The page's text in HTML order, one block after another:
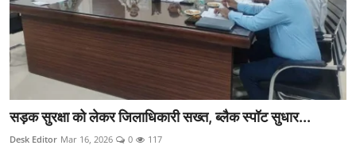
सड़क सुरक्षा को लेकर जिलाधिकारी सख्त, ब्लैक स्पॉट सुधार...
Desk Editor Mar 16, 2026 0 117